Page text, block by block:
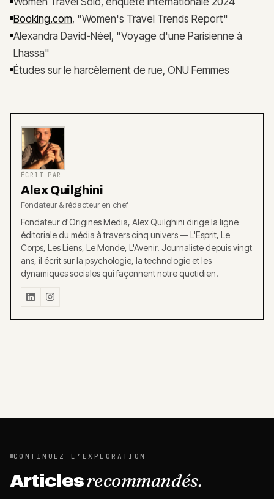
Booking.com, "Women's Travel Trends Report"
Alexandra David-Néel, "Voyage d'une Parisienne à
Lhassa"
Études sur le harcèlement de rue, ONU Femmes
ÉCRIT PAR
Alex Quilghini
Fondateur & rédacteur en chef
Fondateur d'Origines Media, Alex Quilghini dirige la ligne
éditoriale du média à travers cinq univers — L'Esprit, Le
Corps, Les Liens, Le Monde, L'Avenir. Journaliste depuis vingt
ans, il écrit sur la psychologie, la technologie et les
dynamiques sociales qui façonnent notre quotidien.
CONTINUEZ L’EXPLORATION
Articlesrecommandés.